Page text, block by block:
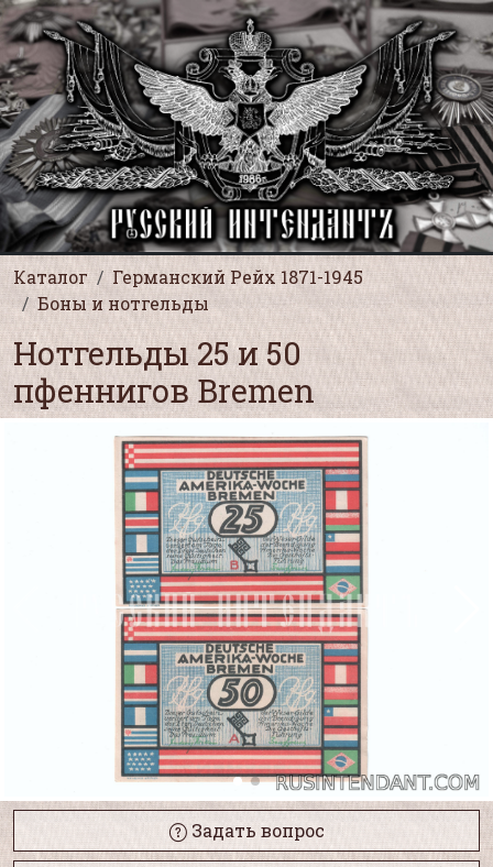
Каталог
Германский Рейх 1871-1945
Боны и нотгельды
Нотгельды 25 и 50
пфеннигов Bremen
Задать вопрос